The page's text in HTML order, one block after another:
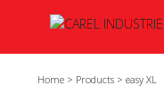
Home > Products > easy XL